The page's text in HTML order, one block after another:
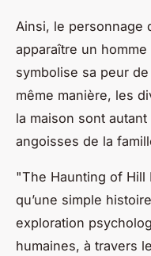
Ainsi, le personnage
apparaître un
symbolise sa peur
même manière, les
la maison sont
angoisses de la
"The Haunting of
qu’une simple
exploration
humaines, à travers